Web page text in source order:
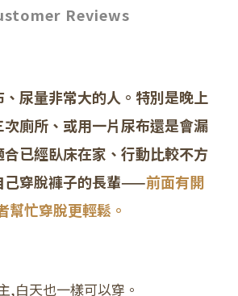
Reviews
、尿量非常大的人。特別是晚上
廁所、或用一片尿布還是會漏
已經臥床在家、行動比較不方
己穿脫褲子的長輩——前面有開
幫忙穿脫更輕鬆。
,白天也一樣可以穿。